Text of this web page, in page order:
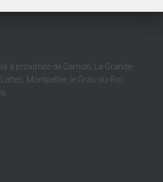
à proximité de Carnon, La Grande-
Montpellier, le Grau-du-Roi,